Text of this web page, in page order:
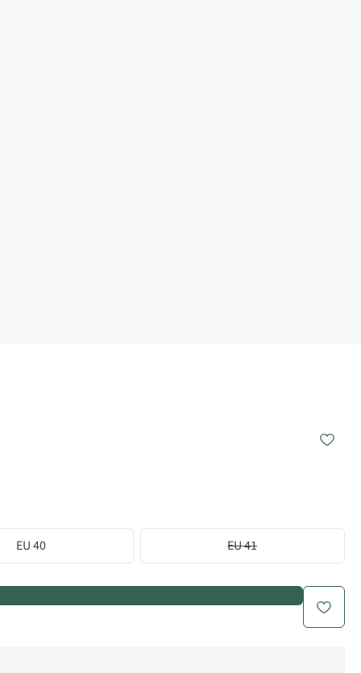
EU 40 EU 41